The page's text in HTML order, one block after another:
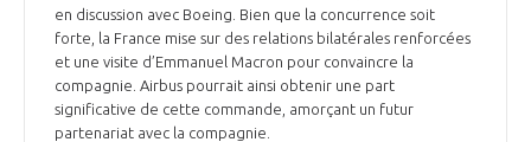
en discussion avec Boeing. Bien que la concurrence soit
forte, la France mise sur des relations bilatérales renforcées
et une visite d’Emmanuel Macron pour convaincre la
compagnie. Airbus pourrait ainsi obtenir une part
significative de cette commande, amorçant un futur
partenariat avec la compagnie.